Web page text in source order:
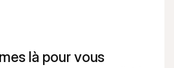
là pour vous